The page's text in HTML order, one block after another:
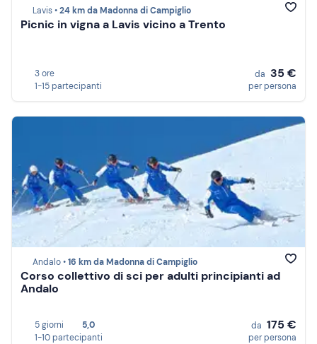
Lavis •24 km da Madonna di Campiglio
Picnic in vigna a Lavis vicino a Trento
3 ore
1-15 partecipanti
da 35 €
per persona
Andalo •16 km da Madonna di Campiglio
Corso collettivo di sci per adulti principianti ad
Andalo
5 giorni
5,0
1-10 partecipanti
da 175 €
per persona